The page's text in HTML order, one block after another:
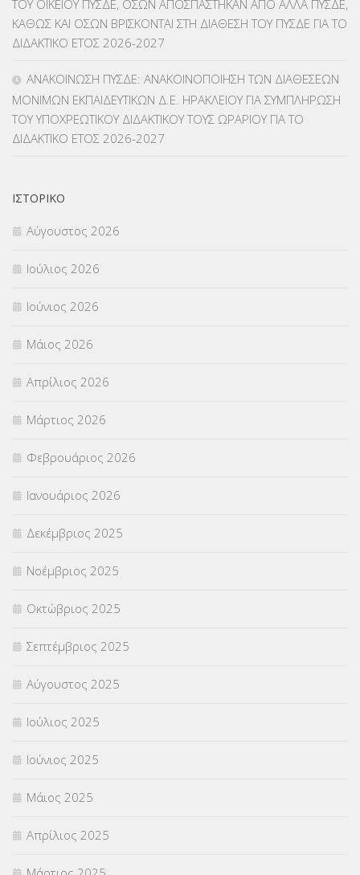
ΜΕΤΑΘΕΣΕΙΣ-ΤΟΠΟΘΕΤΗΣΕΙΣ ΒΕΛΤΙΩΣΕΙΣ(319)
ΜΕΤΑΦΟΡΑ ΜΑΘΗΤΩΝ(3)
ΝΟΜΟΘΕΣΙΑ(66)
ΤΟΥ ΟΙΚΕΙΟΥ ΠΥΣΔΕ, ΟΣΩΝ ΑΠΟΣΠΑΣΤΗΚΑΝ ΑΠΟ ΑΛΛΑ ΠΥΣΔΕ,
ΚΑΘΩΣ ΚΑΙ ΟΣΩΝ ΒΡΙΣΚΟΝΤΑΙ ΣΤΗ ΔΙΑΘΕΣΗ ΤΟΥ ΠΥΣΔΕ ΓΙΑ ΤΟ
ΔΙΔΑΚΤΙΚΟ ΕΤΟΣ 2026-2027
ΑΝΑΚΟΙΝΩΣΗ ΠΥΣΔΕ: ΑΝΑΚΟΙΝΟΠΟΙΗΣΗ ΤΩΝ ΔΙΑΘΕΣΕΩΝ
ΜΟΝΙΜΩΝ ΕΚΠΑΙΔΕΥΤΙΚΩΝ Δ.Ε. ΗΡΑΚΛΕΙΟΥ ΓΙΑ ΣΥΜΠΛΗΡΩΣΗ
ΤΟΥ ΥΠΟΧΡΕΩΤΙΚΟΥ ΔΙΔΑΚΤΙΚΟΥ ΤΟΥΣ ΩΡΑΡΙΟΥ ΓΙΑ ΤΟ
ΔΙΔΑΚΤΙΚΟ ΕΤΟΣ 2026-2027
ΙΣΤΟΡΙΚΌ
Αύγουστος 2026
Ιούλιος 2026
Ιούνιος 2026
Μάιος 2026
Απρίλιος 2026
Μάρτιος 2026
Φεβρουάριος 2026
Ιανουάριος 2026
Δεκέμβριος 2025
Νοέμβριος 2025
Οκτώβριος 2025
Σεπτέμβριος 2025
Αύγουστος 2025
Ιούλιος 2025
Ιούνιος 2025
Μάιος 2025
Απρίλιος 2025